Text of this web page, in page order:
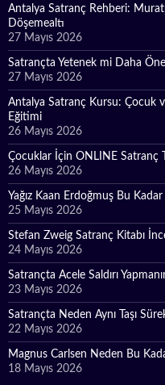
Antalya Satranç Rehberi:
Döşemealtı
27 Mayıs 2026
Satrançta Yetenek mi Daha
27 Mayıs 2026
Antalya Satranç Kursu: Çocuk
Eğitimi
26 Mayıs 2026
Çocuklar İçin ONLINE Satranç
26 Mayıs 2026
Yağız Kaan Erdoğmuş Bu Kadar
25 Mayıs 2026
Stefan Zweig Satranç Kitabı
24 Mayıs 2026
Satrançta Acele Saldırı
23 Mayıs 2026
Satrançta Neden Aynı Taşı
22 Mayıs 2026
Magnus Carlsen Neden Bu
18 Mayıs 2026